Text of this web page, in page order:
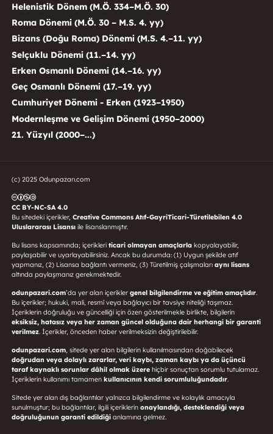
Helenistik Dönem (M.Ö. 334–M.Ö. 30)
Roma Dönemi (M.Ö. 30 – M.S. 4. yy)
Bizans (Doğu Roma) Dönemi (M.S. 4.–11. yy)
Selçuklu Dönemi (11.–14. yy)
Erken Osmanlı Dönemi (14.–16. yy)
Geç Osmanlı Dönemi (17.–19. yy)
Cumhuriyet Dönemi - Erken (1923–1950)
Modernleşme ve Gelişim Dönemi (1950–2000)
21. Yüzyıl (2000–...)
(c) 2025 Odunpazarı.com
CC BY-NC-SA 4.0
Bu sitedeki içerikler, Creative Commons Atıf-GayriTicari-Türetilebilen 4.0
Uluslararası Lisansı ile lisanslanmıştır.
Bu lisans kapsamında; içerikleri ticari olmayan amaçlarlakopyalayabilir,
paylaşabilir ve uyarlayabilirsiniz. Ancak bu durumda: (1) Uygun şekilde atıf
yapmanız, (2) Lisansa bağlantı vermeniz, (3) Türetilmiş çalışmaları aynı lisans
altında paylaşmanız gerekmektedir.
odunpazari.com’da yer alan içerikler genel bilgilendirme ve eğitim amaçlıdır.
Bu içerikler; hukuki, mali, resmî veya bağlayıcı bir tavsiye niteliği taşımaz.
İçeriklerin doğruluğu ve güncelliği için özen gösterilmekle birlikte, bilgilerin
eksiksiz, hatasız veya her zaman güncel olduğuna dair herhangi bir garanti
verilmez. İçerikler, önceden haber verilmeksizin değiştirilebilir.
odunpazari.com, sitede yer alan bilgilerin kullanılmasından doğabilecek
doğrudan veya dolaylı zararlar, veri kaybı, zaman kaybı ya da üçüncü
taraf kaynaklı sorunlar dâhil olmak üzerehiçbir sonuçtan sorumlu tutulamaz.
İçeriklerin kullanımı tamamen kullanıcının kendi sorumluluğundadır.
Sitede yer alan dış bağlantılar yalnızca bilgilendirme ve kolaylık amacıyla
sunulmuştur; bu bağlantılar, ilgili içeriklerin onaylandığı, desteklendiği veya
doğruluğunun garanti edildiğianlamına gelmez.